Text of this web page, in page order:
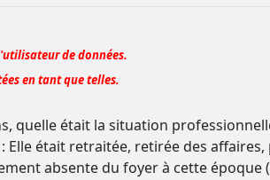
de données.
en tant que telles.
quelle était la situation
Elle était retraitée, retirée des
absente du foyer à cette époque